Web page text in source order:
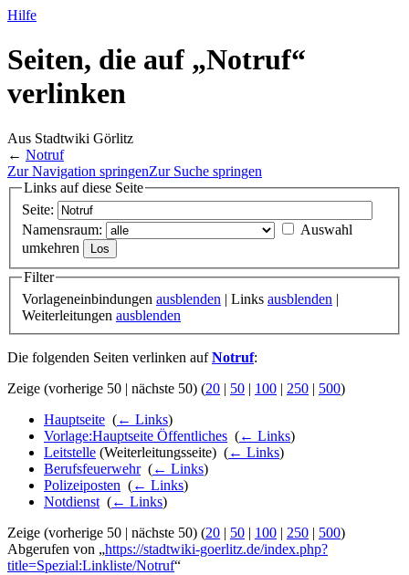
Hilfe
Seiten, die auf „Notruf“
verlinken
Aus Stadtwiki Görlitz
← Notruf
Zur Navigation springenZur Suche springen
Links auf diese Seite
Seite:
Namensraum:
Auswahl
umkehren
Filter
Vorlageneinbindungen ausblenden | Links ausblenden |
Weiterleitungen ausblenden
Die folgenden Seiten verlinken aufNotruf:
Zeige (vorherige 50 | nächste 50) (20 | 50 | 100 | 250 | 500)
Hauptseite (← Links)
Vorlage:Hauptseite Öffentliches (← Links)
Leitstelle (Weiterleitungsseite) ‎ (← Links)
Berufsfeuerwehr‎ (← Links)
Polizeiposten (← Links)
Notdienst (← Links)
Zeige (vorherige 50 | nächste 50) (20 | 50 | 100 | 250 | 500)
Abgerufen von „https://stadtwiki-goerlitz.de/index.php?
title=Spezial:Linkliste/Notruf“